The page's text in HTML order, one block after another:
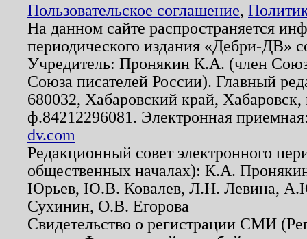
Пользовательское соглашение,
На данном сайте распространяется
периодического издания «Дебри-ДВ»
Учредитель: Пронякин К.А. (член
Союза писателей России). Главный
680032, Хабаровский край,
ф.84212296081. Электронная
dv.com
Редакционный совет электронного
общественных началах): К.А.
Юрьев, Ю.В. Ковалев, Л.Н. Левина,
Сухинин, О.В. Егорова
Свидетельство о регистрации СМИ